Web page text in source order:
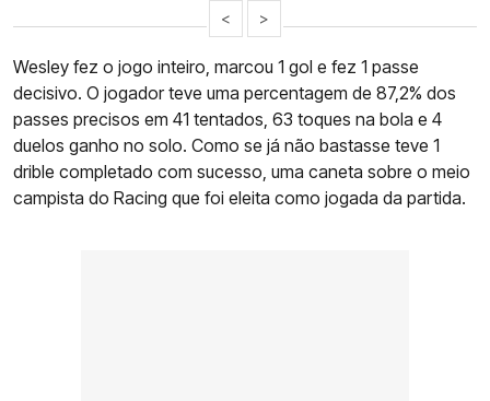
< >
Wesley fez o jogo inteiro, marcou 1 gol e fez 1 passe
decisivo. O jogador teve uma percentagem de 87,2% dos
passes precisos em 41 tentados, 63 toques na bola e 4
duelos ganho no solo. Como se já não bastasse teve 1
drible completado com sucesso, uma caneta sobre o meio
campista do Racing que foi eleita como jogada da partida.